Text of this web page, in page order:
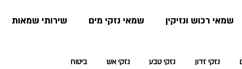
שמאי רכוש ונזיקין שמאי נזקי מים שירותי שמאות
נזקי זדון נזקי טבע נזקי אש ביטוח